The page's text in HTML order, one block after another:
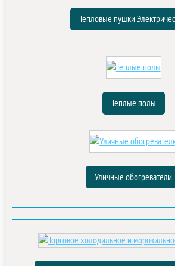
Тепловые пушки
Теплые полы
Уличные обогреватели